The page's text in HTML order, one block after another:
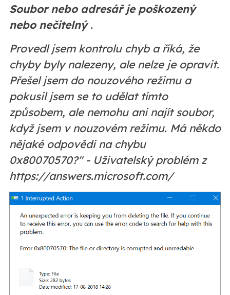
Soubor nebo adresář je poškozený
nebo nečitelný.
Provedl jsem kontrolu chyb a říká, že
chyby byly nalezeny, ale nelze je opravit.
Přešel jsem do nouzového režimu a
pokusil jsem se to udělat tímto
způsobem, ale nemohu ani najít soubor,
když jsem v nouzovém režimu. Má někdo
nějaké odpovědi na chybu
0x80070570?" - Uživatelský problém z
https://answers.microsoft.com/